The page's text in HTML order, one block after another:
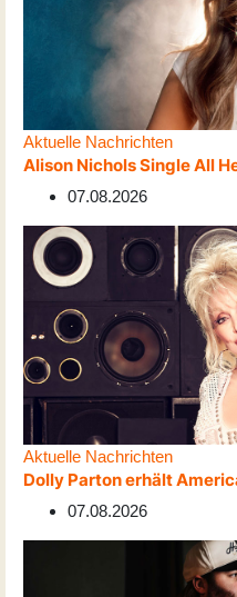
Aktuelle Nachrichten
Alison Nichols Single All
07.08.2026
Aktuelle Nachrichten
Dolly Parton erhält
07.08.2026